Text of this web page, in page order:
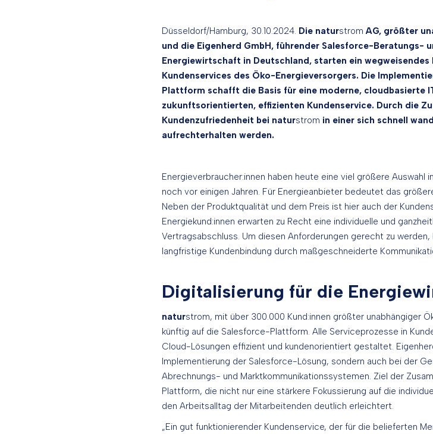
Düsseldorf/Hamburg, 30.10.2024. Die naturstrom AG, größter
und die Eigenherd GmbH, führender Salesforce-Beratungs-
Energiewirtschaft in Deutschland, starten ein
Kundenservices des Öko-Energieversorgers. Die
Plattform schafft die Basis für eine moderne, cloudbasierte
zukunftsorientierten, effizienten Kundenservice. Durch die
Kundenzufriedenheit bei naturstrom in einer sich schnell
aufrechterhalten werden.
Energieverbraucher:innen haben heute eine viel größere
noch vor einigen Jahren. Für Energieanbieter bedeutet das
Neben der Produktqualität und dem Preis ist hier auch der
Energiekund:innen erwarten zu Recht eine individuelle und
Vertragsabschluss. Um diesen Anforderungen gerecht zu
langfristige Kundenbindung durch maßgeschneiderte
Digitalisierung für die
naturstrom, mit über 300.000 Kund:innen größter unabhängiger
künftig auf die Salesforce-Plattform. Alle Serviceprozesse in
Cloud-Lösungen effizient und kundenorientiert gestaltet.
Implementierung der Salesforce-Lösung, sondern auch bei der
Abrechnungs- und Marktkommunikationssystemen. Ziel der
Plattform, die nicht nur eine stärkere Fokussierung auf die
den Arbeitsalltag der Mitarbeitenden deutlich erleichtert.
„Ein gut funktionierender Kundenservice, der für die belieferten